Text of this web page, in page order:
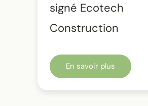
signé Ecotech
Construction
En savoir plus